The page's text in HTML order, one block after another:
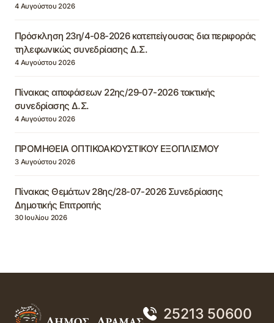
4 Αυγούστου 2026
Πρόσκληση 23η/4-08-2026 κατεπείγουσας δια περιφοράς
τηλεφωνικώς συνεδρίασης Δ.Σ.
4 Αυγούστου 2026
Πίνακας αποφάσεων 22ης/29-07-2026 τακτικής
συνεδρίασης Δ.Σ.
4 Αυγούστου 2026
ΠΡΟΜΗΘΕΙΑ ΟΠΤΙΚΟΑΚΟΥΣΤΙΚΟΥ ΕΞΟΠΛΙΣΜΟΥ
3 Αυγούστου 2026
Πίνακας Θεμάτων 28ης/28-07-2026 Συνεδρίασης
Δημοτικής Επιτροπής
30 Ιουλίου 2026
25213 50600